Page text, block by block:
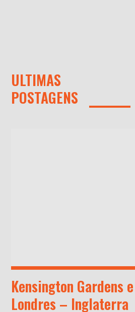
ULTIMAS
POSTAGENS
Kensington Gardens
Londres – Inglaterra